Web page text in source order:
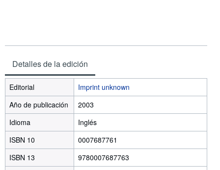
Detalles de la edición
Editorial
Imprint unknown
Año de publicación
2003
Idioma
Inglés
ISBN 10
0007687761
ISBN 13
9780007687763